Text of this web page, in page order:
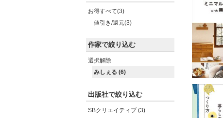
お得すべて(3)
値引き/還元(3)
作家で絞り込む
選択解除
みしぇる (6)
出版社で絞り込む
SBクリエイティブ (3)